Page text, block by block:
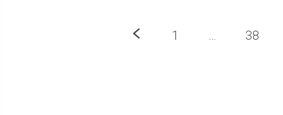
Précedent
1 38